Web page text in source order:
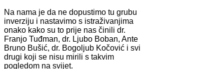
Na nama je da ne dopustimo tu grubu
inverziju i nastavimo s istraživanjima
onako kako su to prije nas činili dr.
Franjo Tuđman, dr. Ljubo Boban, Ante
Bruno Bušić, dr. Bogoljub Kočović i svi
drugi koji se nisu mirili s takvim
pogledom na svijet.